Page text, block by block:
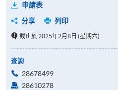
申請表
分享
列印
截止於 2025年2月8日 (星期六)
查詢
28678499
28610278